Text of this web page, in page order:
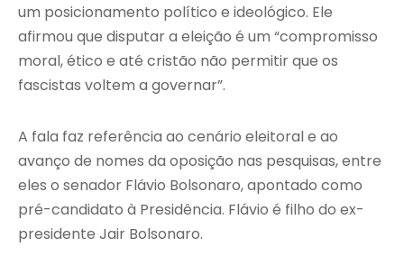
um posicionamento político e ideológico. Ele
afirmou que disputar a eleição é um “compromisso
moral, ético e até cristão não permitir que os
fascistas voltem a governar”.
A fala faz referência ao cenário eleitoral e ao
avanço de nomes da oposição nas pesquisas, entre
eles o senador Flávio Bolsonaro, apontado como
pré-candidato à Presidência. Flávio é filho do ex-
presidente Jair Bolsonaro.